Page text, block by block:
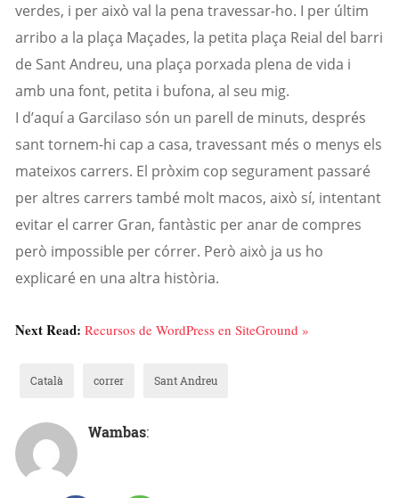
verdes, i per això val la pena travessar-ho. I per últim
arribo a la plaça Maçades, la petita plaça Reial del barri
de Sant Andreu, una plaça porxada plena de vida i
amb una font, petita i bufona, al seu mig.
I d’aquí a Garcilaso són un parell de minuts, després
sant tornem-hi cap a casa, travessant més o menys els
mateixos carrers. El pròxim cop segurament passaré
per altres carrers també molt macos, això sí, intentant
evitar el carrer Gran, fantàstic per anar de compres
però impossible per córrer. Però això ja us ho
explicaré en una altra història.
Next Read: Recursos de WordPress en SiteGround »
Català correr Sant Andreu
Wambas: